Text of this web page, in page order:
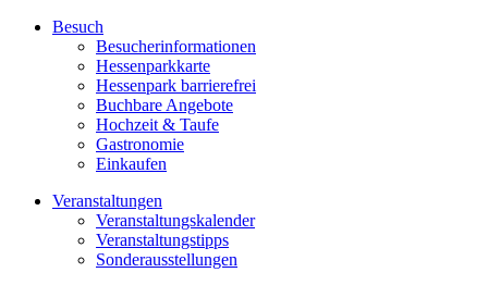
Besuch
Besucherinformationen
Hessenparkkarte
Hessenpark barrierefrei
Buchbare Angebote
Hochzeit & Taufe
Gastronomie
Einkaufen
Veranstaltungen
Veranstaltungskalender
Veranstaltungstipps
Sonderausstellungen